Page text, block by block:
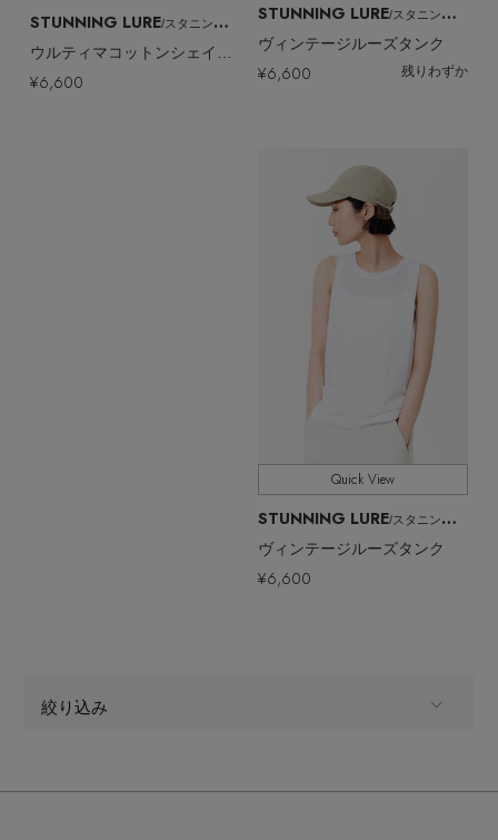
STUNNING LURE/スタニングルアー
ヴィンテージルーズタンク
¥6,600 残りわずか
STUNNING LURE/スタニングルアー
¥6,600
Quick View
STUNNING LURE/スタニングルアー
ヴィンテージルーズタンク
¥6,600
絞り込み